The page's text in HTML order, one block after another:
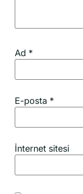
Ad *
E-posta *
İnternet sitesi